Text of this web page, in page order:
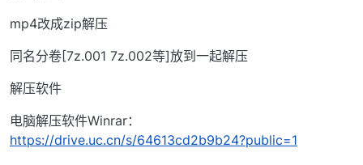
mp4改成zip解压
同名分卷[7z.001 7z.002等]放到一起解压
解压软件
电脑解压软件Winrar：
https://drive.uc.cn/s/64613cd2b9b24?public=1